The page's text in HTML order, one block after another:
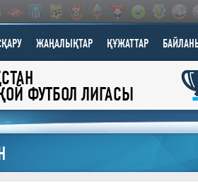
ЖАҢАЛЫҚТАР ҚҰЖАТТАР
ФУТБОЛ ЛИГАСЫ